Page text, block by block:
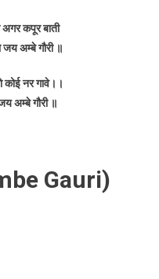
कपूर बाती
जय अम्बे गौरी ॥
कोई नर गावे।।
अम्बे गौरी ॥
Gauri)